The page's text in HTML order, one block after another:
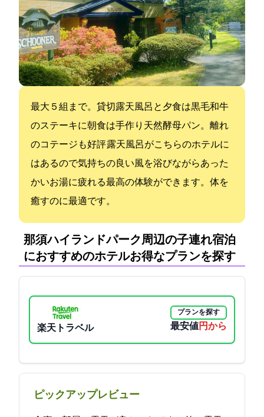
最大５組まで。貸切露天風呂と夕食は黒毛和牛
のステーキに朝食は手作り天然酵母パン。離れ
のコテージも好評 露天風呂がこちらのホテルに
はあるので気持ちの良い風を浴びながらあった
かいお湯に疲れる最高の体験ができます。体を
癒すのに最適です。
那須ハイランドパーク周辺の子連れ宿泊
におすすめのホテル:お得なプランを探す
楽天トラベル
プランを探す
最安値6300円から
ピックアップレビュー